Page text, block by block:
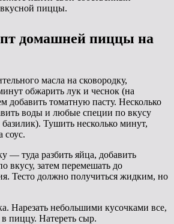
пиццы.
домашней пиццы на
масла на сковородку,
обжарить лук и чеснок (на
добавить томатную пасту. Несколько
воды и любые специи по вкусу
Тушить несколько минут,
соус.
— туда разбить яйца, добавить
вкусу, затем перемешать до
Тесто должно получиться жидким, но
Нарезать небольшими кусочками все,
пиццу. Натереть сыр.